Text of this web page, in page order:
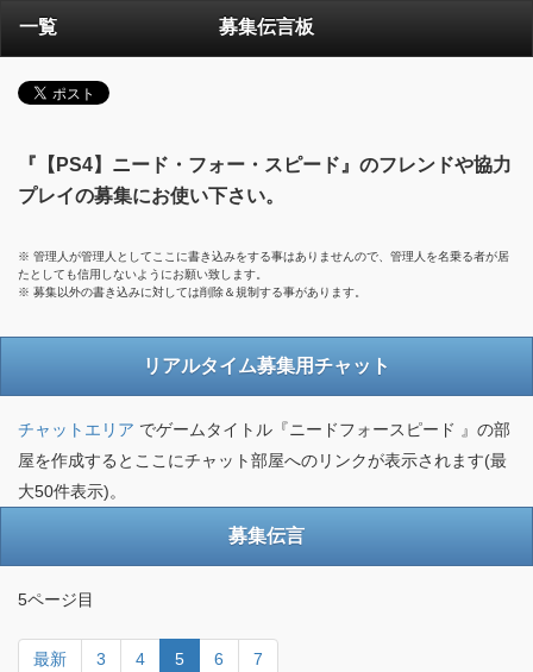
一覧 募集伝言板
『【PS4】ニード・フォー・スピード』のフレンドや協力
プレイの募集にお使い下さい。
※ 管理人が管理人としてここに書き込みをする事はありませんので、管理人を名乗る者が居
たとしても信用しないようにお願い致します。
※ 募集以外の書き込みに対しては削除＆規制する事があります。
リアルタイム募集用チャット
チャットエリア でゲームタイトル『ニードフォースピード 』の部
屋を作成するとここにチャット部屋へのリンクが表示されます(最
大50件表示)。
募集伝言
5ページ目
最新 3 4 5 6 7